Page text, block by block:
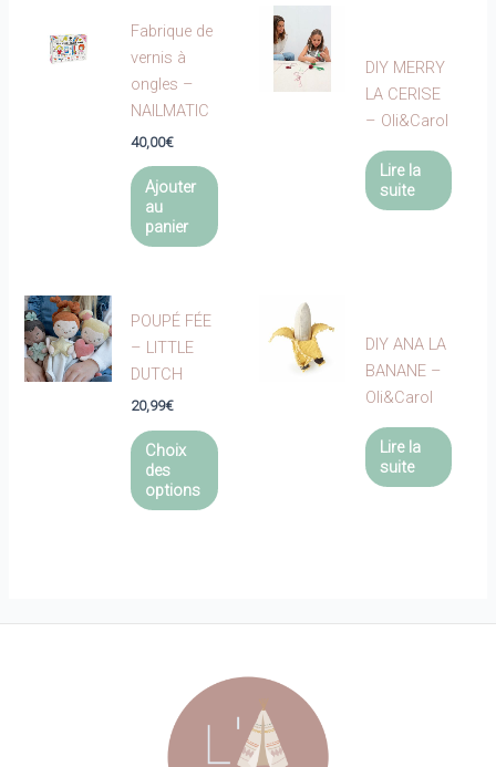
Fabrique de
vernis à
ongles –
NAILMATIC
40,00€
Ajouter
au
panier
DIY MERRY
LA CERISE
– Oli&Carol
Lire la
suite
POUPÉ FÉE
– LITTLE
DUTCH
20,99€
Choix
des
options
a
peuvent
choisies
page
DIY ANA LA
BANANE –
Oli&Carol
Lire la
suite